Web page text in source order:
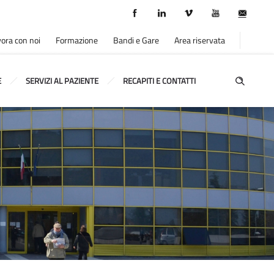
con noi Formazione Bandi e Gare Area riservata
SERVIZI AL PAZIENTE RECAPITI E CONTATTI